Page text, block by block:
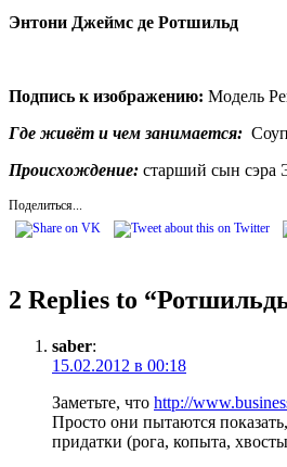
Энтони Джеймс де Ротшильд
Подпись к изображению: Модель
Где живёт и чем занимается:
Происхождение: старший сын сэра
Поделиться...
2 Replies to “
saber:
15.02.2012 в 00:18
Заметьте, что http://
Просто они пытаются
придатки (рога, копыта,